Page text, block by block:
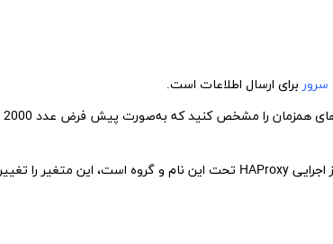
سرور برای ارسال اطلاعات است.